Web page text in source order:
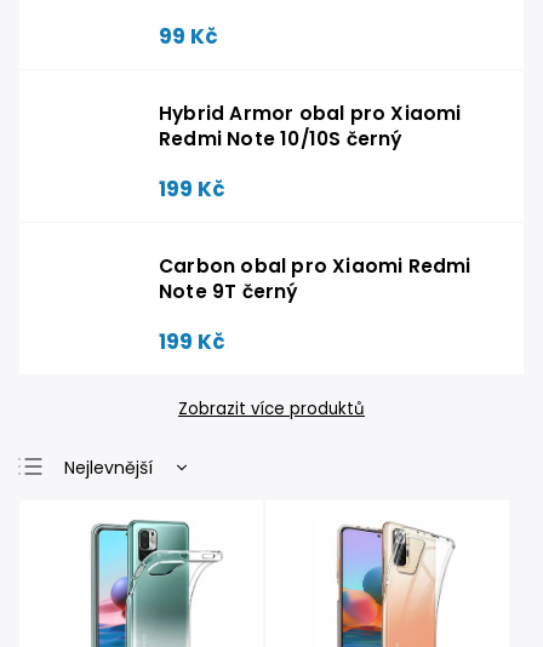
99 Kč
Hybrid Armor obal pro Xiaomi
Redmi Note 10/10S černý
199 Kč
Carbon obal pro Xiaomi Redmi
Note 9T černý
199 Kč
Zobrazit více produktů
Nejlevnější
Nejprodávanější
Abecedně